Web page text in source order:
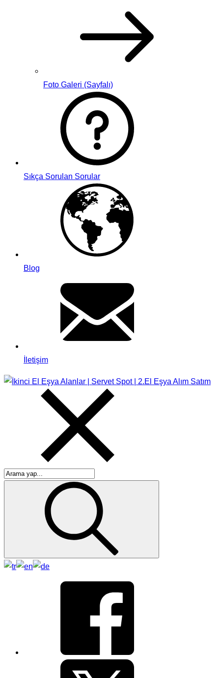
Foto Galeri (Sayfalı)
Sıkça Sorulan Sorular
Blog
İletişim